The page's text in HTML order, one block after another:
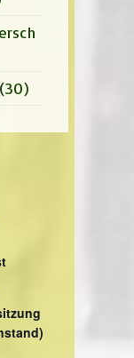
(30)